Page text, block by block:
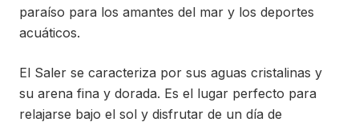
paraíso para los amantes del mar y los deportes
acuáticos.
El Saler se caracteriza por sus aguas cristalinas y
su arena fina y dorada. Es el lugar perfecto para
relajarse bajo el sol y disfrutar de un día de